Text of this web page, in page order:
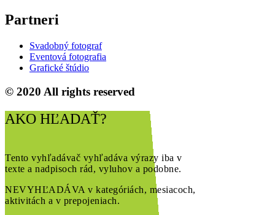
Partneri
Svadobný fotograf
Eventová fotografia
Grafické štúdio
© 2020 All rights reserved
AKO HĽADAŤ?
Tento vyhľadávač vyhľadáva výrazy iba v
texte a nadpisoch rád, vyluhov a podobne.
NEVYHĽADÁVA v kategóriách, mesiacoch,
aktivitách a v prepojeniach.